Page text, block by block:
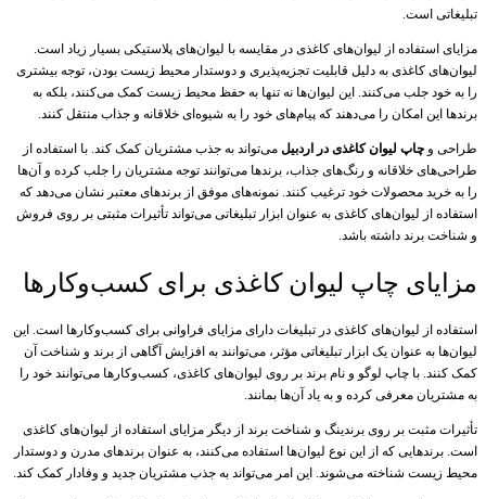
تبلیغاتی است.
مزایای استفاده از لیوان‌های کاغذی در مقایسه با لیوان‌های پلاستیکی بسیار زیاد است.
لیوان‌های کاغذی به دلیل قابلیت تجزیه‌پذیری و دوستدار محیط زیست بودن، توجه بیشتری
را به خود جلب می‌کنند. این لیوان‌ها نه تنها به حفظ محیط زیست کمک می‌کنند، بلکه به
برندها این امکان را می‌دهند که پیام‌های خود را به شیوه‌ای خلاقانه و جذاب منتقل کنند.
طراحی و چاپ لیوان کاغذی در اردبیل می‌تواند به جذب مشتریان کمک کند. با استفاده از
طراحی‌های خلاقانه و رنگ‌های جذاب، برندها می‌توانند توجه مشتریان را جلب کرده و آن‌ها
را به خرید محصولات خود ترغیب کنند. نمونه‌های موفق از برندهای معتبر نشان می‌دهد که
استفاده از لیوان‌های کاغذی به عنوان ابزار تبلیغاتی می‌تواند تأثیرات مثبتی بر روی فروش
و شناخت برند داشته باشد.
مزایای چاپ لیوان کاغذی برای کسب‌وکارها
استفاده از لیوان‌های کاغذی در تبلیغات دارای مزایای فراوانی برای کسب‌وکارها است. این
لیوان‌ها به عنوان یک ابزار تبلیغاتی مؤثر، می‌توانند به افزایش آگاهی از برند و شناخت آن
کمک کنند. با چاپ لوگو و نام برند بر روی لیوان‌های کاغذی، کسب‌وکارها می‌توانند خود را
به مشتریان معرفی کرده و به یاد آن‌ها بمانند.
تأثیرات مثبت بر روی برندینگ و شناخت برند از دیگر مزایای استفاده از لیوان‌های کاغذی
است. برندهایی که از این نوع لیوان‌ها استفاده می‌کنند، به عنوان برندهای مدرن و دوستدار
محیط زیست شناخته می‌شوند. این امر می‌تواند به جذب مشتریان جدید و وفادار کمک کند.